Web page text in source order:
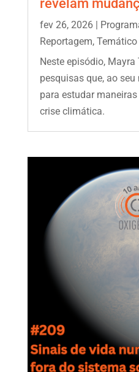
revelam
fev 26, 2026|
Reportagem, Temático
Neste episódio,
pesquisas que, ao
para estudar
crise climática.